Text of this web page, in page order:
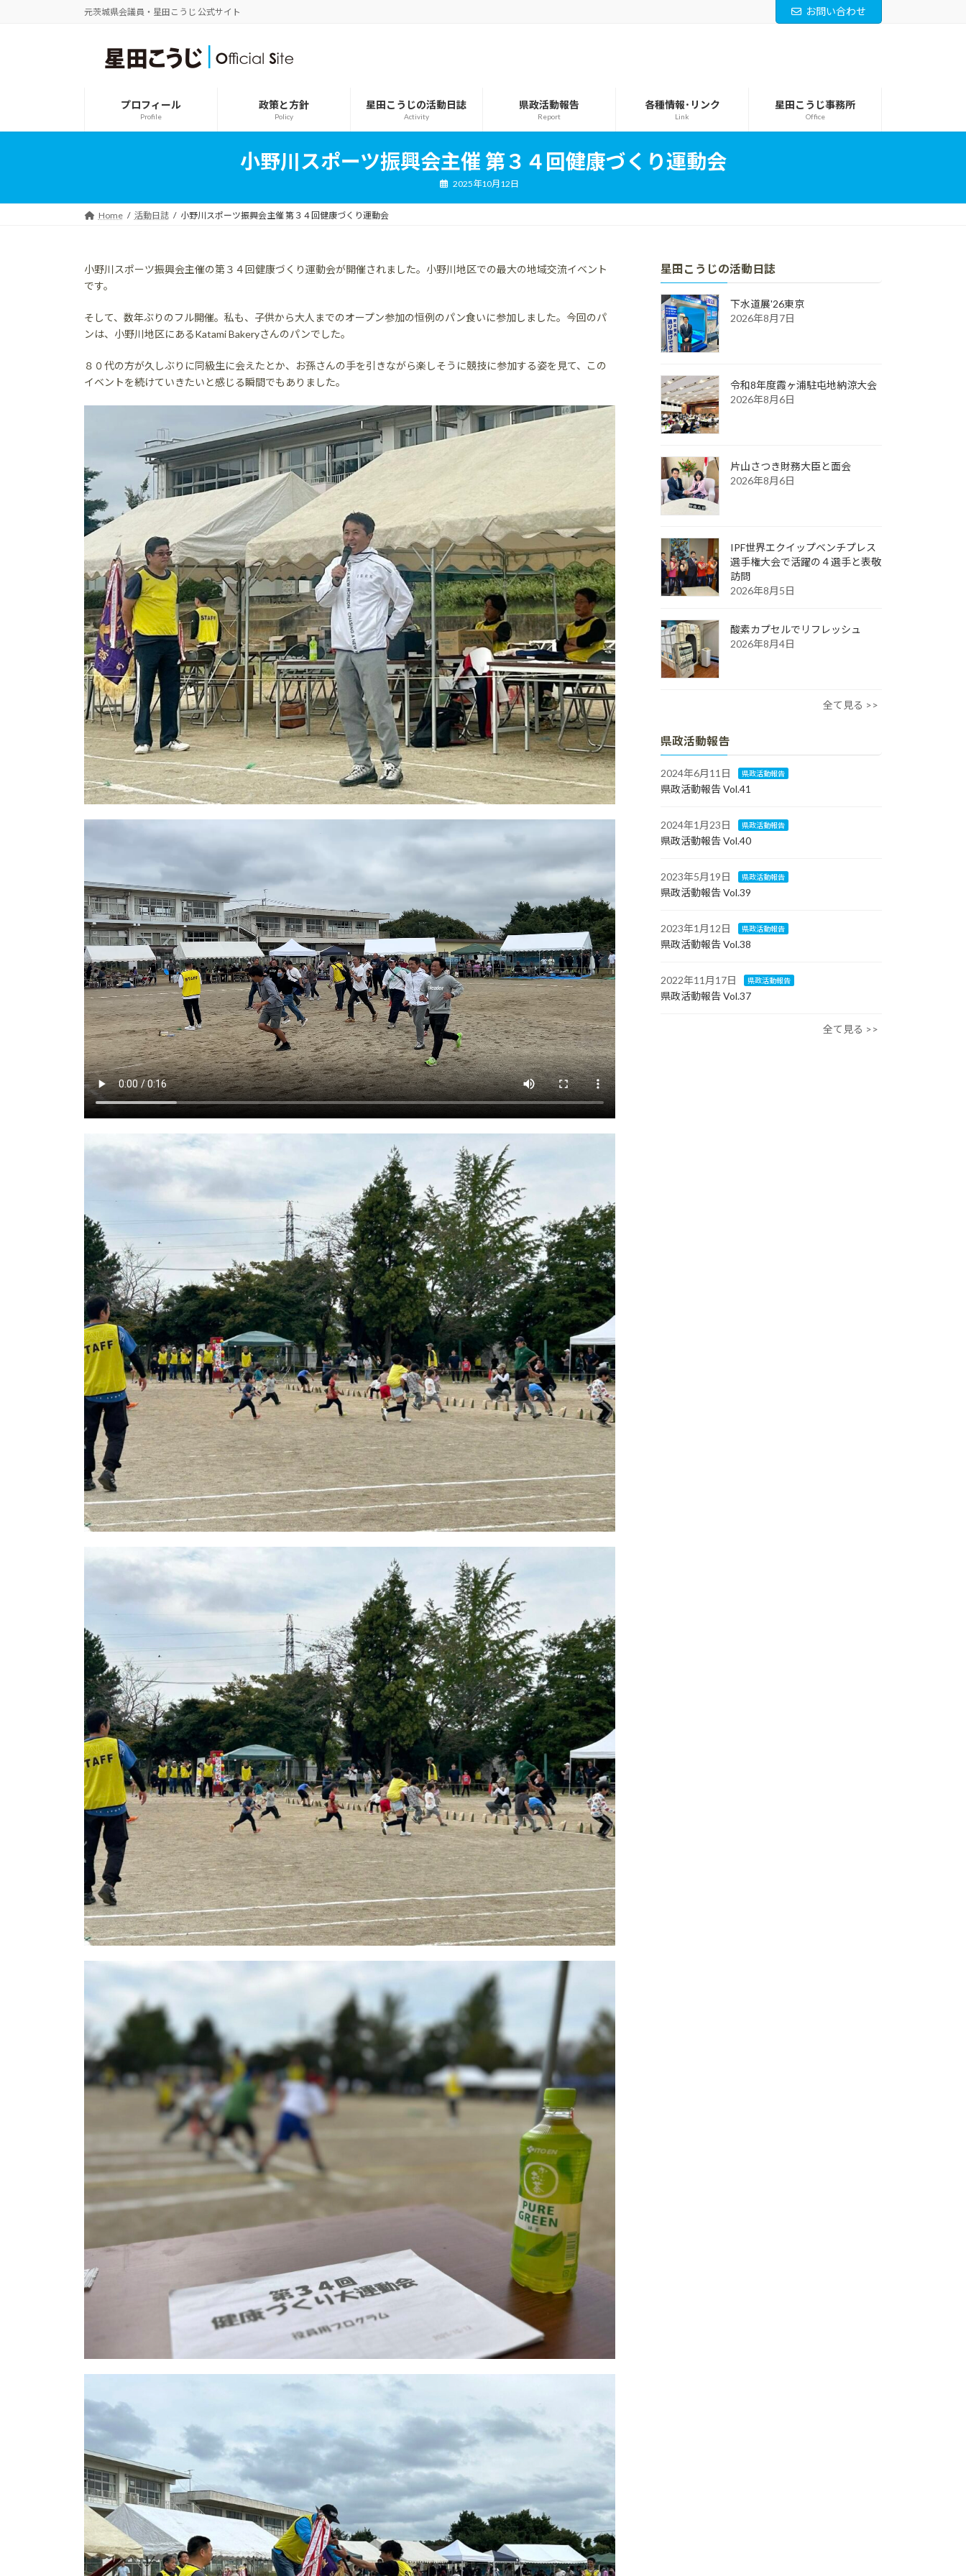
元茨城県会議員・星田こうじ 公式サイト お問い合わせ
プロフィール
Profile
政策と方針
Policy
星田こうじの活動日誌
Activity
県政活動報告
Report
各種情報･リンク
Link
星田こうじ事務所
Office
小野川スポーツ振興会主催 第３４回健康づくり運動会
2025年10月12日
Home 活動日誌 小野川スポーツ振興会主催 第３４回健康づくり運動会
小野川スポーツ振興会主催の第３４回健康づくり運動会が開催されました。小野川地区での最大の地域交流イベント
です。
そして、数年ぶりのフル開催。私も、子供から大人までのオープン参加の恒例のパン食いに参加しました。今回のパ
ンは、小野川地区にあるKatami Bakeryさんのパンでした。
８０代の方が久しぶりに同級生に会えたとか、お孫さんの手を引きながら楽しそうに競技に参加する姿を見て、この
イベントを続けていきたいと感じる瞬間でもありました。
星田こうじの活動日誌
下水道展'26東京
2026年8月7日
令和8年度霞ヶ浦駐屯地納涼大会
2026年8月6日
片山さつき財務大臣と面会
2026年8月6日
IPF世界エクイップベンチプレス
選手権大会で活躍の４選手と表敬
訪問
2026年8月5日
酸素カプセルでリフレッシュ
2026年8月4日
全て見る >>
県政活動報告
2024年6月11日 県政活動報告
県政活動報告 Vol.41
2024年1月23日 県政活動報告
県政活動報告 Vol.40
2023年5月19日 県政活動報告
県政活動報告 Vol.39
2023年1月12日 県政活動報告
県政活動報告 Vol.38
2022年11月17日 県政活動報告
県政活動報告 Vol.37
全て見る >>